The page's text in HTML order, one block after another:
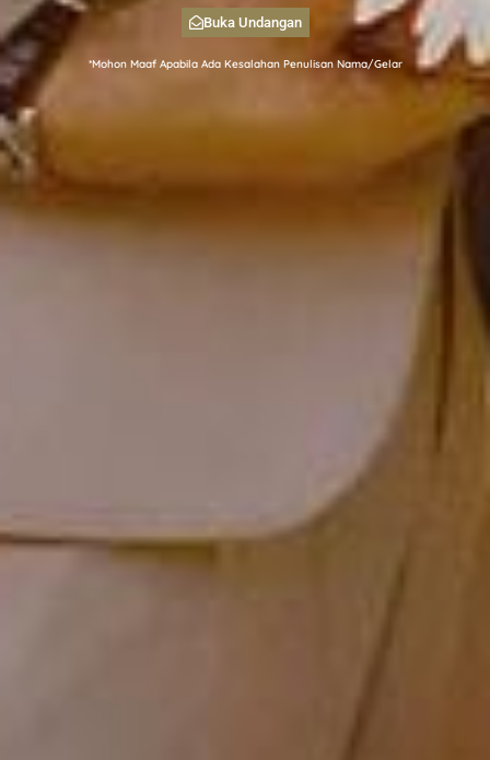
Buka Undangan
*Mohon Maaf Apabila Ada Kesalahan Penulisan Nama/Gelar